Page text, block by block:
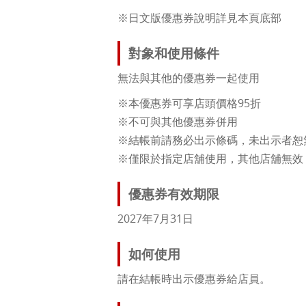
※日文版優惠券說明詳見本頁底部
對象和使用條件
無法與其他的優惠券一起使用
※本優惠券可享店頭價格95折
※不可與其他優惠券併用
※結帳前請務必出示條碼，未出示者恕
※僅限於指定店舖使用，其他店舖無效
優惠券有效期限
2027年7月31日
如何使用
請在結帳時出示優惠券給店員。